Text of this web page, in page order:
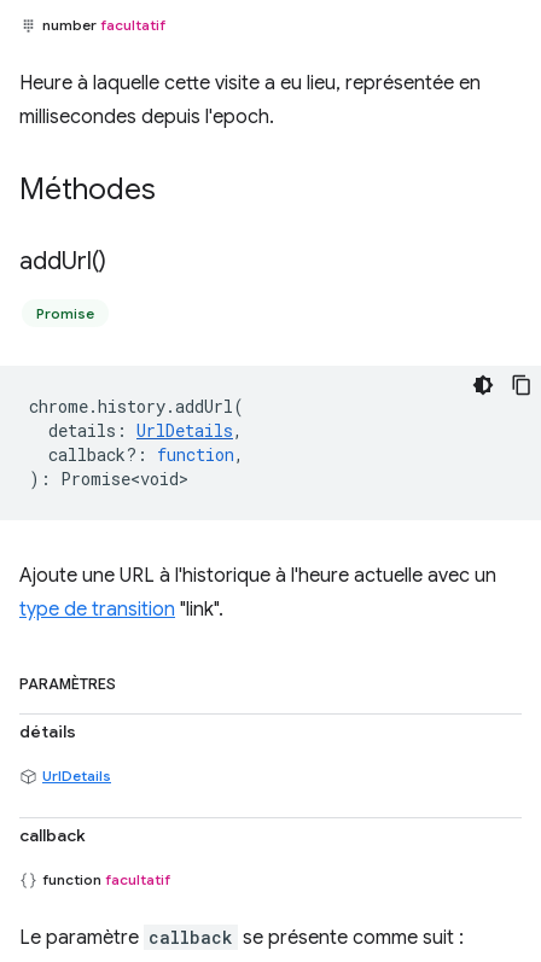
number facultatif
Heure à laquelle cette visite a eu lieu, représentée en
millisecondes depuis l'epoch.
Méthodes
addUrl()
Promise
chrome.history.addUrl(
details : UrlDetails,
callback? : function,
) : Promise<void>
Ajoute une URL à l'historique à l'heure actuelle avec un
type de transition "link".
PARAMÈTRES
détails
UrlDetails
callback
function facultatif
Le paramètre callback se présente comme suit :